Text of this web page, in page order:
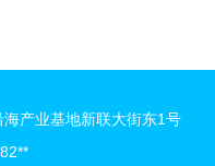
产业基地新联大街东1号